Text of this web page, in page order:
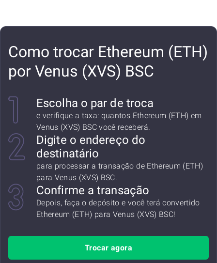
Como trocar Ethereum (ETH)
por Venus (XVS) BSC
Escolha o par de troca
e verifique a taxa: quantos Ethereum (ETH) em
Venus (XVS) BSC você receberá.
Digite o endereço do
destinatário
para processar a transação de Ethereum (ETH)
para Venus (XVS) BSC.
Confirme a transação
Depois, faça o depósito e você terá convertido
Ethereum (ETH) para Venus (XVS) BSC!
Trocar agora